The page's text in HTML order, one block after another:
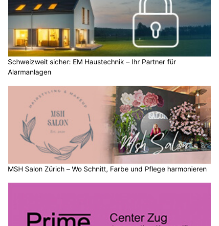
Schweizweit sicher: EM Haustechnik – Ihr Partner für
Alarmanlagen
MSH Salon Zürich – Wo Schnitt, Farbe und Pflege harmonieren